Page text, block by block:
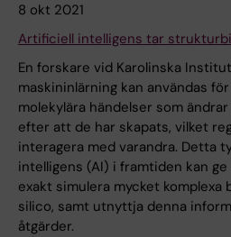
8 okt 2021
Artificiell intelligens tar
En forskare vid Karolinska
maskininlärning kan användas
molekylära händelser som
efter att de har skapats, vilket
interagera med varandra. Detta
intelligens (AI) i framtiden kan
exakt simulera mycket komplexa
silico, samt utnyttja denna
åtgärder.